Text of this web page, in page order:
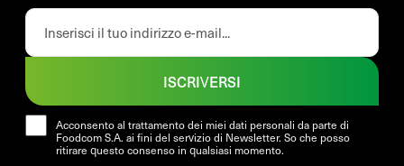
Acconsento al trattamento dei miei dati personali da parte di
Foodcom S.A. ai fini del servizio di Newsletter. So che posso
ritirare questo consenso in qualsiasi momento.
ISCRIVERSI